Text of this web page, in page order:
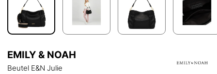
EMILY & NOAH
Beutel E&N Julie